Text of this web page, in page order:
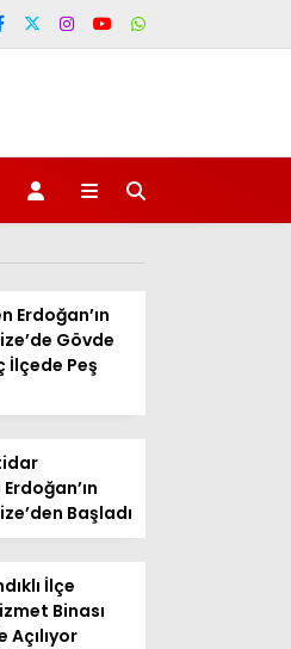
Erdoğan’ın
Gövde
İlçede Peş
Başladı
İlçe
Binası
Açılıyor